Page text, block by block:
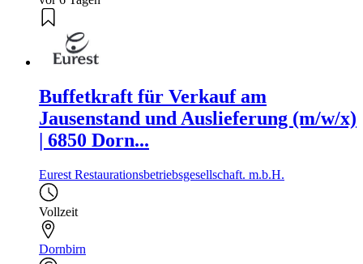
Buffetkraft für Verkauf am
Jausenstand und Auslieferung (m/w/x)
| 6850 Dorn...
Eurest Restaurationsbetriebsgesellschaft. m.b.H.
Vollzeit
Dornbirn